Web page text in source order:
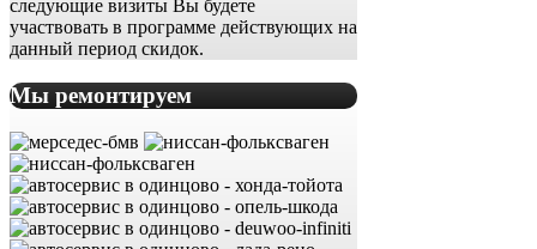
следующие визиты Вы будете
участвовать в программе действующих на
данный период скидок.
Мы ремонтируем